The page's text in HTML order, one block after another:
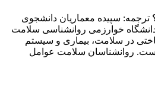
سپیده معماریان دانشجوی
خوارزمی روانشناسی سلامت
در سلامت، بیماری و سیستم
روانشناسان سلامت عوامل